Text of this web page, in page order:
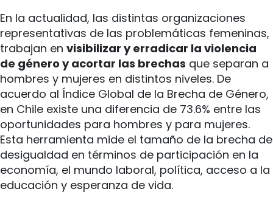
En la actualidad, las distintas organizaciones
representativas de las problemáticas femeninas,
trabajan en visibilizar y erradicar la violencia
de género y acortar las brechas que separan a
hombres y mujeres en distintos niveles. De
acuerdo al Índice Global de la Brecha de Género,
en Chile existe una diferencia de 73.6% entre las
oportunidades para hombres y para mujeres.
Esta herramienta mide el tamaño de la brecha de
desigualdad en términos de participación en la
economía, el mundo laboral, política, acceso a la
educación y esperanza de vida.